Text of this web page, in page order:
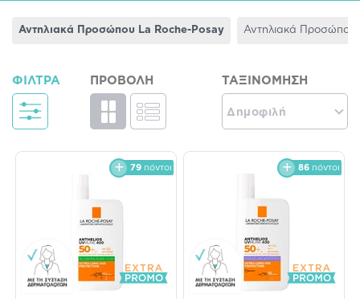
Αντηλιακά Προσώπου La Roche-Posay Αντηλιακά Προσώπου
ΦΊΛΤΡΑ ΠΡΟΒΟΛΉ ΤΑΞΙΝΌΜΗΣΗ
Δημοφιλή
79 πόντοι 86 πόντοι